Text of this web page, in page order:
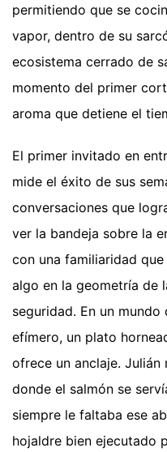
permitiendo que se
vapor, dentro de su
ecosistema cerrado de
momento del primer
aroma que detiene el
El primer invitado en
mide el éxito de sus
conversaciones que
ver la bandeja sobre la
con una familiaridad
algo en la geometría de
seguridad. En un
efímero, un plato
ofrece un anclaje. Julián
donde el salmón se
siempre le faltaba ese
hojaldre bien ejecutado